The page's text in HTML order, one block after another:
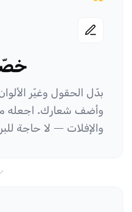
بدّل الحقول وغيّر
وأضف شعارك. اجعله
والإفلات — لا حاجة